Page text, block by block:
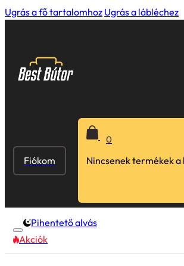
Ugrás a fő tartalomhoz Ugrás a lábléchez
Fiókom
0
Nincsenek termékek a
Pihentető alvás
Akciók